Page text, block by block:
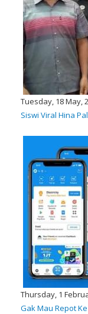
Tuesday, 18 May,
Siswi Viral Hina
Thursday, 1
Gak Mau Repot